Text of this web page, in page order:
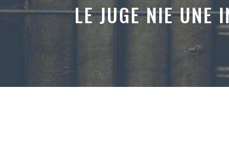
LE JUGE NIE UNE